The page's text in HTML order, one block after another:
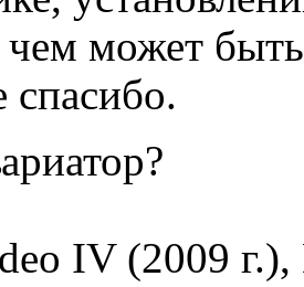
может
спасибо.
IV (2009